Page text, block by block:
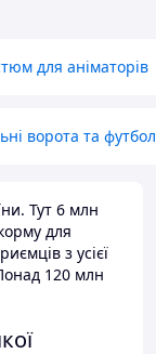
для аніматорів
ворота та
Тут 6 млн
для
з усієї
120 млн